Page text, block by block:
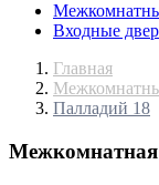
Входные
Главная
Палладий 18
Межкомнатная